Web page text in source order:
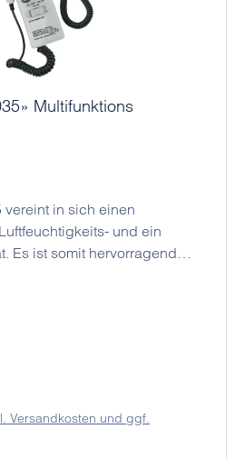
Multifunktions
vereint in sich einen
und ein
Es ist somit hervorragend
erfolgt mit einer
Silizium-Diode.
Temperaturmesser arbeitet mit
Versandkosten und ggf.